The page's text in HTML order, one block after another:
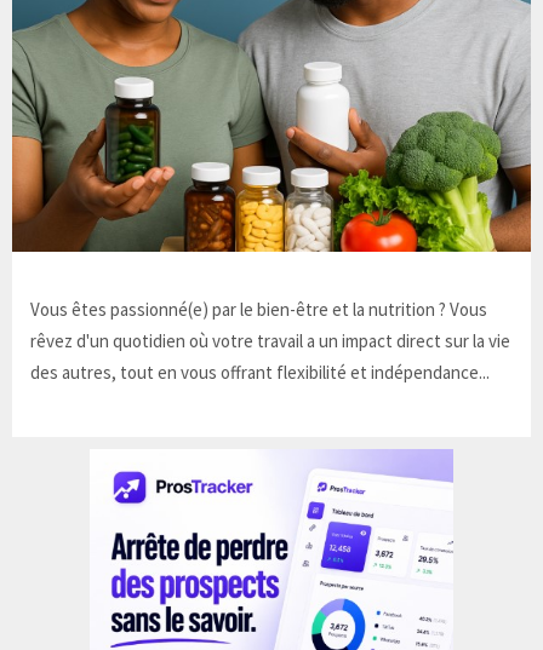
Vous êtes passionné(e) par le bien-être et la nutrition ? Vous
rêvez d'un quotidien où votre travail a un impact direct sur la vie
des autres, tout en vous offrant flexibilité et indépendance...